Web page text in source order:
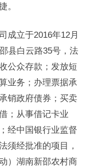
。
成立于2016年12月
县白云路35号，法
公众存款；发放短
业务；办理票据承
销政府债券；买卖
；从事借记卡业
经中国银行业监督
须经批准的项目，
）湖南新邵农村商